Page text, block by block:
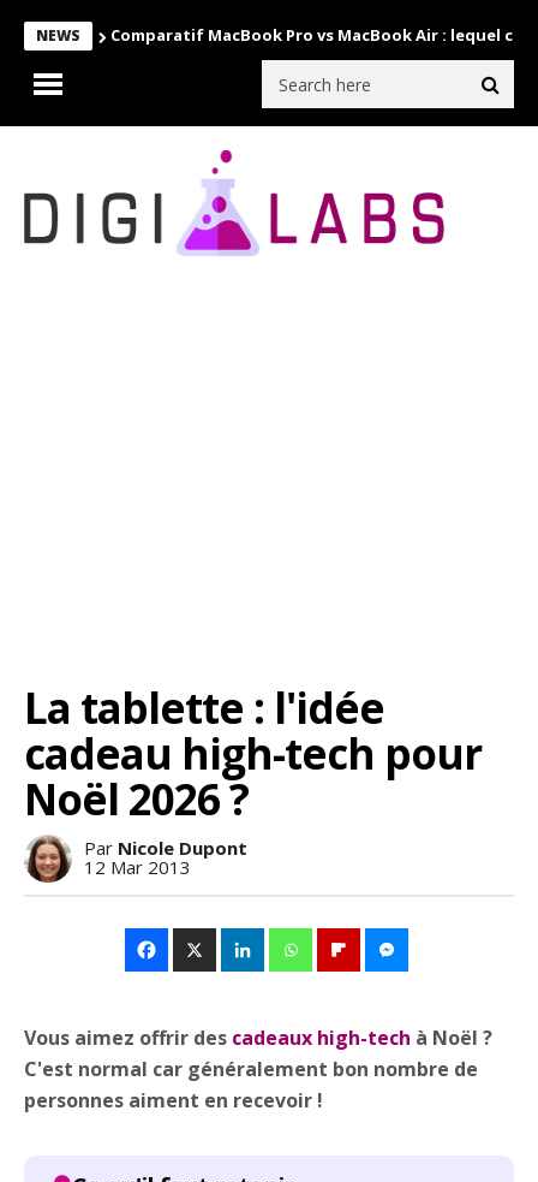
NEWS Comparatif MacBook Pro vs MacBook Air : lequel
La tablette : l'idée
cadeau high-tech pour
Noël 2026 ?
Par Nicole Dupont
12 Mar 2013
Vous aimez offrir des cadeaux high-tech à Noël ?
C'est normal car généralement bon nombre de
personnes aiment en recevoir !